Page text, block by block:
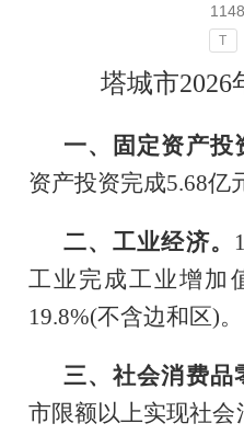
1148
T
塔城市2026
一、固定资产投
资产投资完成5.68亿
二、工业经济。
工业完成工业增加
19.8%(不含边和区)。
三、 社会消费品
市限额以上实现社会